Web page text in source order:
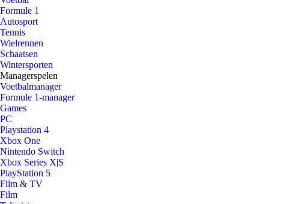
Formule 1
Autosport
Tennis
Wielrennen
Schaatsen
Wintersporten
Managerspelen
Voetbalmanager
Formule 1-manager
Games
PC
Playstation 4
Xbox One
Nintendo Switch
Xbox Series X|S
PlayStation 5
Film & TV
Film